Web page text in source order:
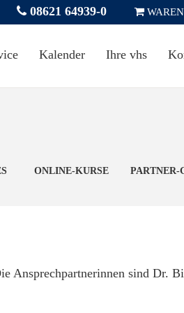
08621 64939-0
Kalender Ihre vhs
ONLINE-KURSE PARTNER-
Ansprechpartnerinnen sind Dr.